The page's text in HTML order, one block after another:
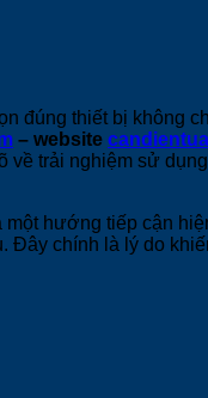
đúng thiết bị không
– website
trải nghiệm sử
hướng tiếp cận
chính là lý do